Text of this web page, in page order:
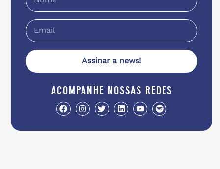
Assinar a news!
acompanhe nossas redes